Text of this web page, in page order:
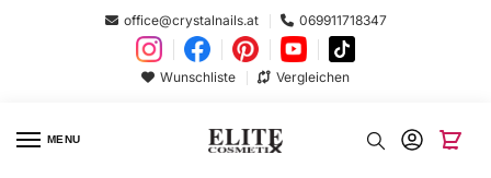
office@crystalnails.at 069911718347
Wunschliste Vergleichen
MENU